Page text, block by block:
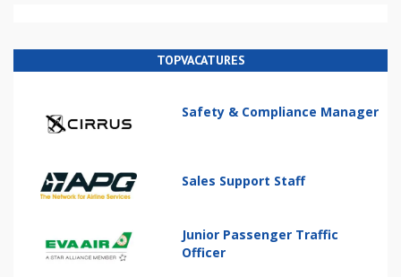
TOPVACATURES
Safety & Compliance Manager
Sales Support Staff
Junior Passenger Traffic
Officer